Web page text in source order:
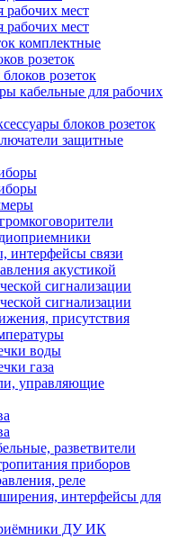
рабочих мест
рабочих мест
комплектные
розеток
розеток
кабельные для рабочих
блоков розеток
защитные
интерфейсы связи
акустикой
сигнализации
сигнализации
присутствия
воды
газа
управляющие
разветвители
приборов
реле
интерфейсы для
ДУ ИК